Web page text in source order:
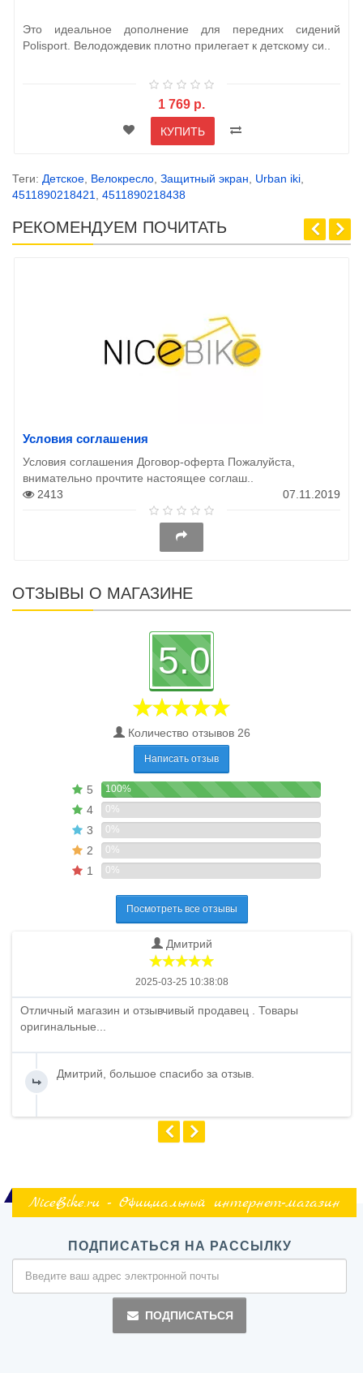
Это идеальное дополнение для передних сидений
Polisport. Велодождевик плотно прилегает к детскому си..
1 769 р.
КУПИТЬ
Теги: Детское, Велокресло, Защитный экран, Urban iki,
4511890218421, 4511890218438
РЕКОМЕНДУЕМ ПОЧИТАТЬ
Условия соглашения
Условия соглашения Договор-оферта Пожалуйста,
внимательно прочтите настоящее соглаш..
2413
07.11.2019
ОТЗЫВЫ О МАГАЗИНЕ
5.0
Количество отзывов 26
Написать отзыв
5 100%
4 0%
3 0%
2 0%
1 0%
Посмотреть все отзывы
Дмитрий
2025-03-25 10:38:08
Отличный магазин и отзывчивый продавец . Товары
оригинальные...
Дмитрий, большое спасибо за отзыв.
NiceBike.ru - Официальный интернет-магазин
ПОДПИСАТЬСЯ НА РАССЫЛКУ
ПОДПИСАТЬСЯ